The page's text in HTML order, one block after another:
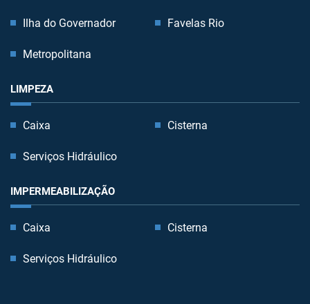
Ilha do Governador Favelas Rio
Metropolitana
LIMPEZA
Caixa Cisterna
Serviços Hidráulico
IMPERMEABILIZAÇÃO
Caixa Cisterna
Serviços Hidráulico